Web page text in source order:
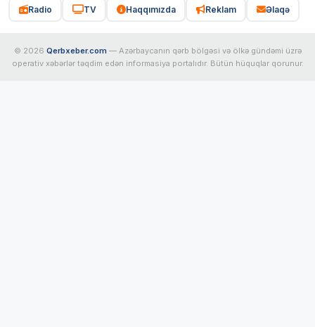
Radio TV Haqqımızda Reklam Əlaqə
© 2026 Qerbxeber.com — Azərbaycanın qərb bölgəsi və ölkə gündəmi üzrə
operativ xəbərlər təqdim edən informasiya portalıdır. Bütün hüquqlar qorunur.